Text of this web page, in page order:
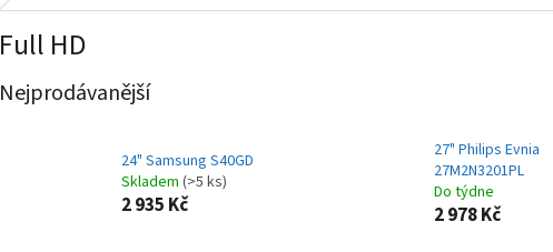
Full HD
Nejprodávanější
24" Samsung S40GD
Skladem (>5 ks)
2 935 Kč
27" Philips Evnia
27M2N3201PL
Do týdne
2 978 Kč